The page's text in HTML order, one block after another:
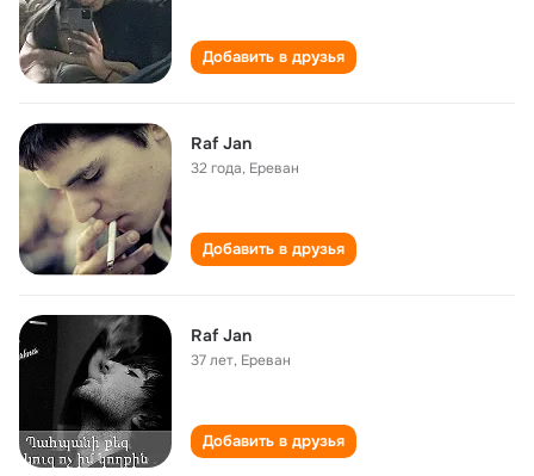
Добавить в друзья
Raf Jan
32 года, Ереван
Добавить в друзья
Raf Jan
37 лет, Ереван
Добавить в друзья